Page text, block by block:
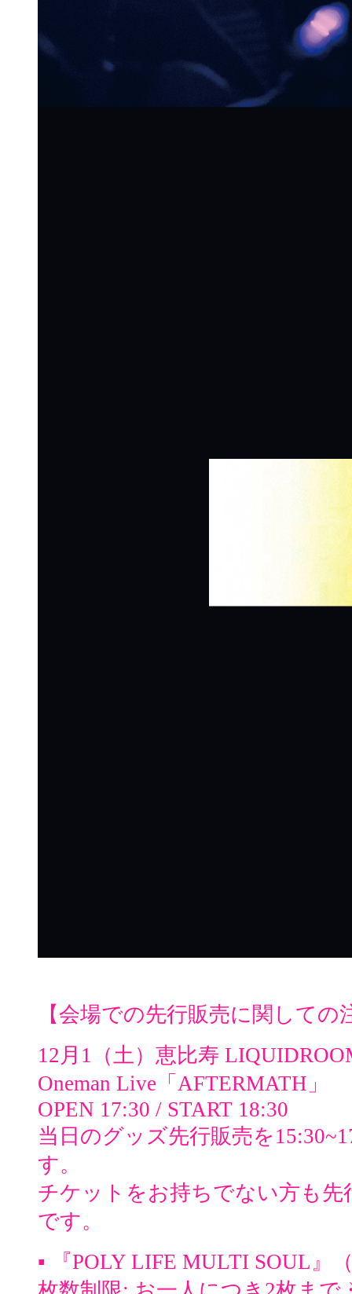
【会場での先行販売に関しての
12月1（土）恵比寿
Oneman Live「AFTERMATH」
OPEN 17:30 / START 18:30
当日のグッズ先行販売を
す。
チケットをお持ちでない方も先
です。
▪️ 『POLY LIFE MULTI SOUL』